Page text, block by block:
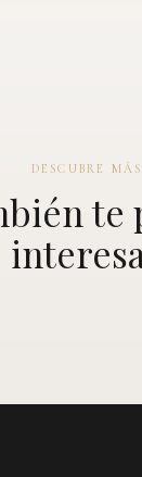
DESCUBRE MÁS
te